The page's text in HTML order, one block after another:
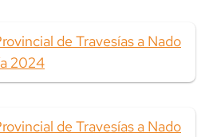
de Travesías a Nado
2024
de Travesías a Nado